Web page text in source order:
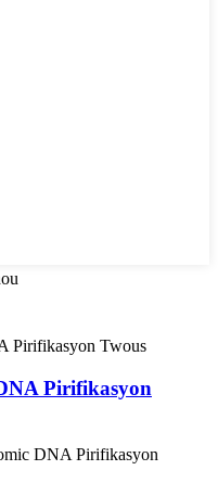
Pirifikasyon